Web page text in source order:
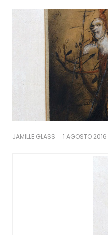
JAMILLE GLASS - 1 AGOSTO 2016